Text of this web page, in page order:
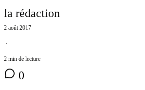
la rédaction
2 août 2017
⋅
2 min de lecture
0